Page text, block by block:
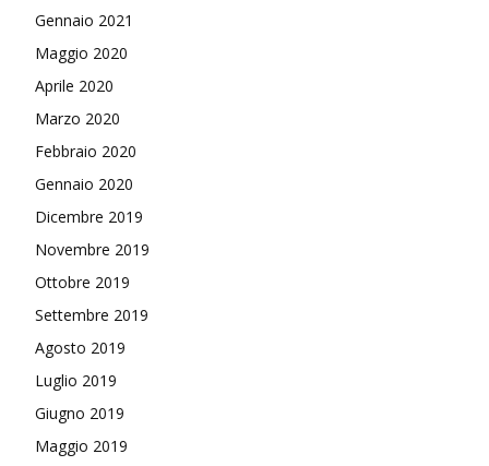
Gennaio 2021
Maggio 2020
Aprile 2020
Marzo 2020
Febbraio 2020
Gennaio 2020
Dicembre 2019
Novembre 2019
Ottobre 2019
Settembre 2019
Agosto 2019
Luglio 2019
Giugno 2019
Maggio 2019